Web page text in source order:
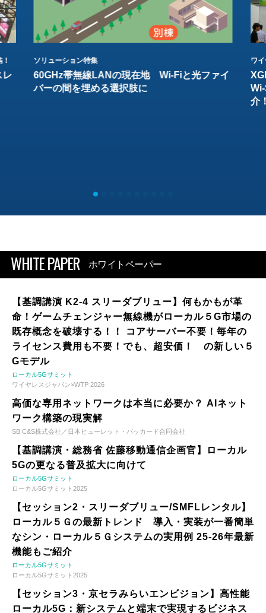
レ
ソリューション特集
60GHz帯無線LANの現在地 Wi-Fiと光ファイ
バーの間を埋める選択肢に
ワ
介
WHITE PAPER ホワイトペーパー
【基調講演 K2-4 スリーダブリュー】何もかもが革
命！ゲームチェンジャー無線機がローカル５G市場の
既存概念を破壊する！！ コアサーバー不要！毎年の
ライセンス費用も不要！でも、超安価！ の新しい５
Gモデル
ローカル5Gサミット
ワイヤレスジャパン×WTP 2026
高価な専用ネットワークは本当に必要か？ AIネット
ワーク構築の現実解
SB C&S株式会社／日本ヒューレット・パッカード合同会社
【基調講演・総務省 佐藤移動通信企画官】ローカル
5Gの更なる普及拡大に向けて
ローカル5Gサミット
ローカル5Gサミット2025
【セッション2・スリーダブリュー/SMFLレンタル】
ローカル５Ｇの最新トレンド 導入・実装が一番簡単
なシン・ローカル５Ｇシステムの実用例 25-26年最新
機能もご紹介
ローカル5Gサミット
ローカル5Gサミット2025
【セッション3・京セラみらいエンビジョン】高性能
ローカル5G：新システムと端末で実現するビジネス